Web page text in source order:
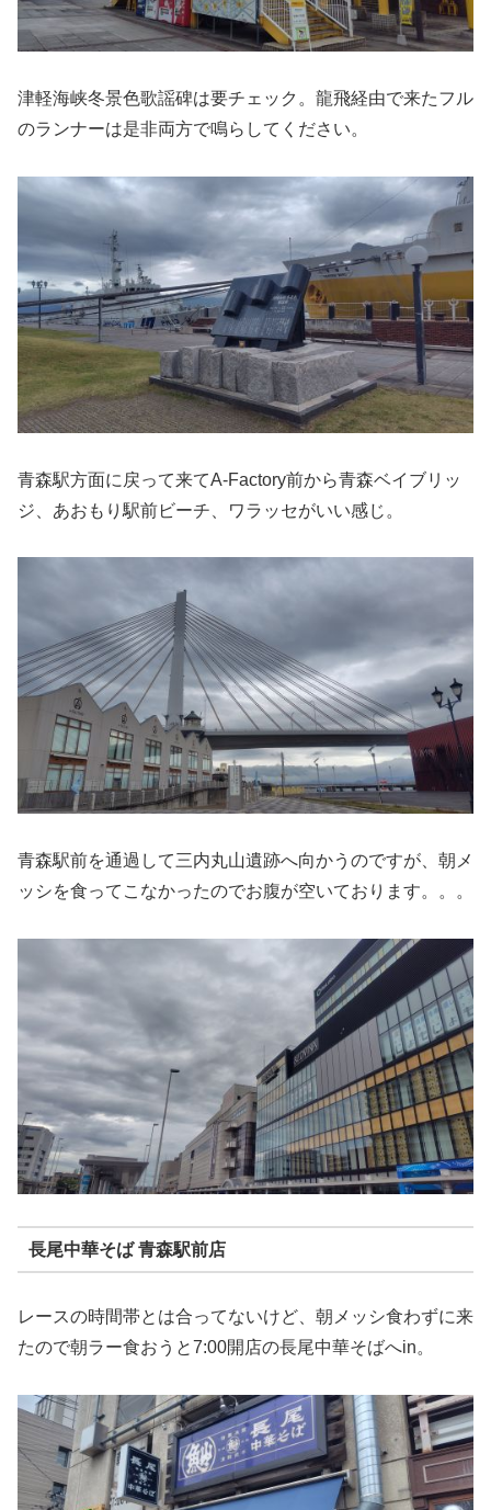
津軽海峡冬景色歌謡碑は要チェック。龍飛経由で来たフル
のランナーは是非両方で鳴らしてください。
青森駅方面に戻って来てA-Factory前から青森ベイブリッ
ジ、あおもり駅前ビーチ、ワラッセがいい感じ。
青森駅前を通過して三内丸山遺跡へ向かうのですが、朝メ
ッシを食ってこなかったのでお腹が空いております。。。
長尾中華そば 青森駅前店
レースの時間帯とは合ってないけど、朝メッシ食わずに来
たので朝ラー食おうと7:00開店の長尾中華そばへin。